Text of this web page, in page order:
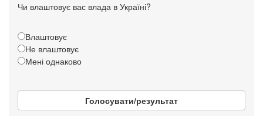
Чи влаштовує вас влада в Україні?
Влаштовує
Не влаштовує
Мені однаково
Голосувати/результат